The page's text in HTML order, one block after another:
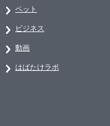
ペット
ビジネス
動画
はばたけラボ